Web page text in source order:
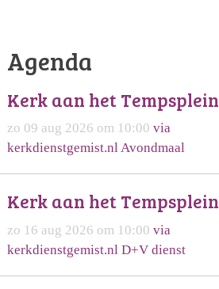
Agenda
Kerk aan het Tempsplein
zo 09 aug 2026 om 10:00 via
kerkdienstgemist.nl Avondmaal
Kerk aan het Tempsplein
zo 16 aug 2026 om 10:00 via
kerkdienstgemist.nl D+V dienst